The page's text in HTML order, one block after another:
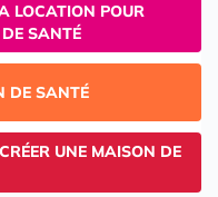
LOCATION POUR
SANTÉ
DE SANTÉ
UNE MAISON DE